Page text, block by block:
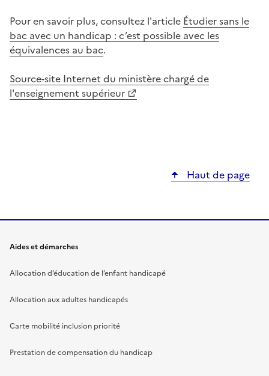
Pour en savoir plus, consultez l'article Étudier sans le
bac avec un handicap : c’est possible avec les
équivalences au bac.
Source-site Internet du ministère chargé de
l'enseignement supérieur
Haut de page
Aides et démarches
Allocation d’éducation de l’enfant handicapé
Allocation aux adultes handicapés
Carte mobilité inclusion priorité
Prestation de compensation du handicap